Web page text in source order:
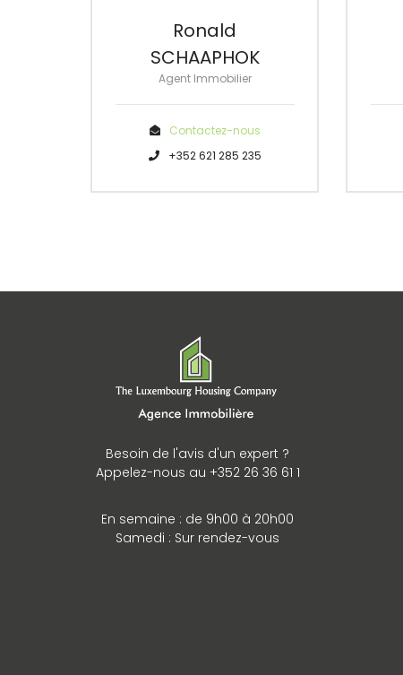
Ronald
SCHAAPHOK
Agent Immobilier
Contactez-nous
+352 621 285 235
Besoin de l'avis d'un expert ?
Appelez-nous au +352 26 36 61 1
En semaine : de 9h00 à 20h00
Samedi : Sur rendez-vous